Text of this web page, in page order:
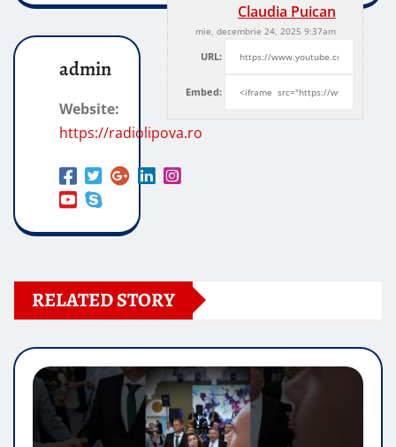
Claudia Puican
mie, decembrie 24, 2025 9:37am
URL:
Embed:
admin
Website:
https://radiolipova.ro
RELATED STORY